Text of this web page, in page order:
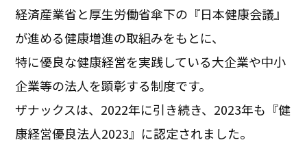
経済産業省と厚生労働省傘下の『日本健康会議』
が進める健康増進の取組みをもとに、
特に優良な健康経営を実践している大企業や中小
企業等の法人を顕彰する制度です。
ザナックスは、2022年に引き続き、2023年も『健
康経営優良法人2023』に認定されました。